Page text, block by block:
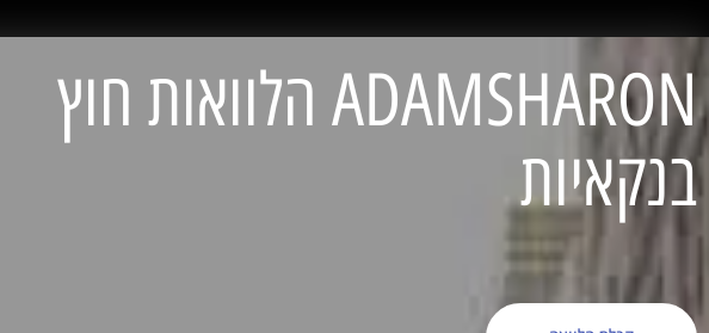
ADAMSHARON הלוואות חוץ
בנקאיות